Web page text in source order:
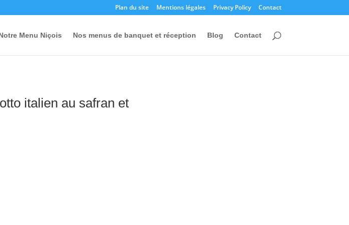
Plan du site Mentions légales Privacy Policy Contact
Menu Niçois Nos menus de banquet et réception Blog Contact
italien au safran et